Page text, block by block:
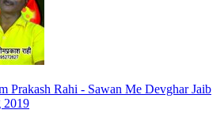
Prakash Rahi - Sawan Me Devghar Jaib
2019